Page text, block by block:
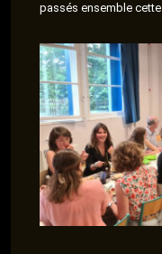
passés ensemble